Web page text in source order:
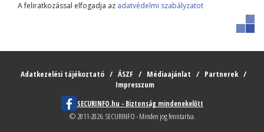
A feliratkozással elfogadja az adatvédelmi szabályzatot
© 2011-2026. SECURINFO - Minden jog fenntartva.
Adatkezelési tájékoztató ÁSZF Médiaajánlat
Partnerek
Impresszum
SECURINFO.hu - Biztonság mindenekelőtt